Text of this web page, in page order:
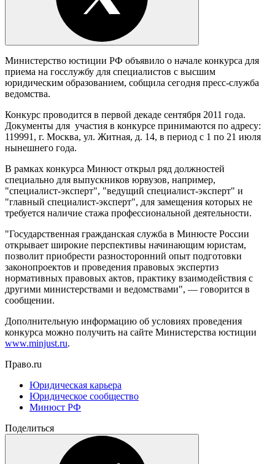
Министерство юстиции РФ объявило о начале конкурса для
приема на госслужбу для специалистов с высшим
юридическим образованием, собщила сегодня пресс-служба
ведомства.
Конкурс проводится в первой декаде сентября 2011 года.
Документы для участия в конкурсе принимаются по адресу:
119991, г. Москва, ул. Житная, д. 14, в период с 1 по 21 июля
нынешнего года.
В рамках конкурса Минюст открыл ряд должностей
специально для выпускников юрвузов, например,
"специалист-эксперт", "ведущий специалист-эксперт" и
"главный специалист-эксперт", для замещения которых не
требуется наличие стажа профессиональной деятельности.
"Государственная гражданская служба в Минюсте России
открывает широкие перспективы начинающим юристам,
позволит приобрести разносторонний опыт подготовки
законопроектов и проведения правовых экспертиз
нормативных правовых актов, практику взаимодействия с
другими министерствами и ведомствами", — говорится в
сообщении.
Дополнительную информацию об условиях проведения
конкурса можно получить на сайте Министерства юстиции
www.minjust.ru.
Право.ru
Юридическая карьера
Юридическое сообщество
Минюст РФ
Поделиться